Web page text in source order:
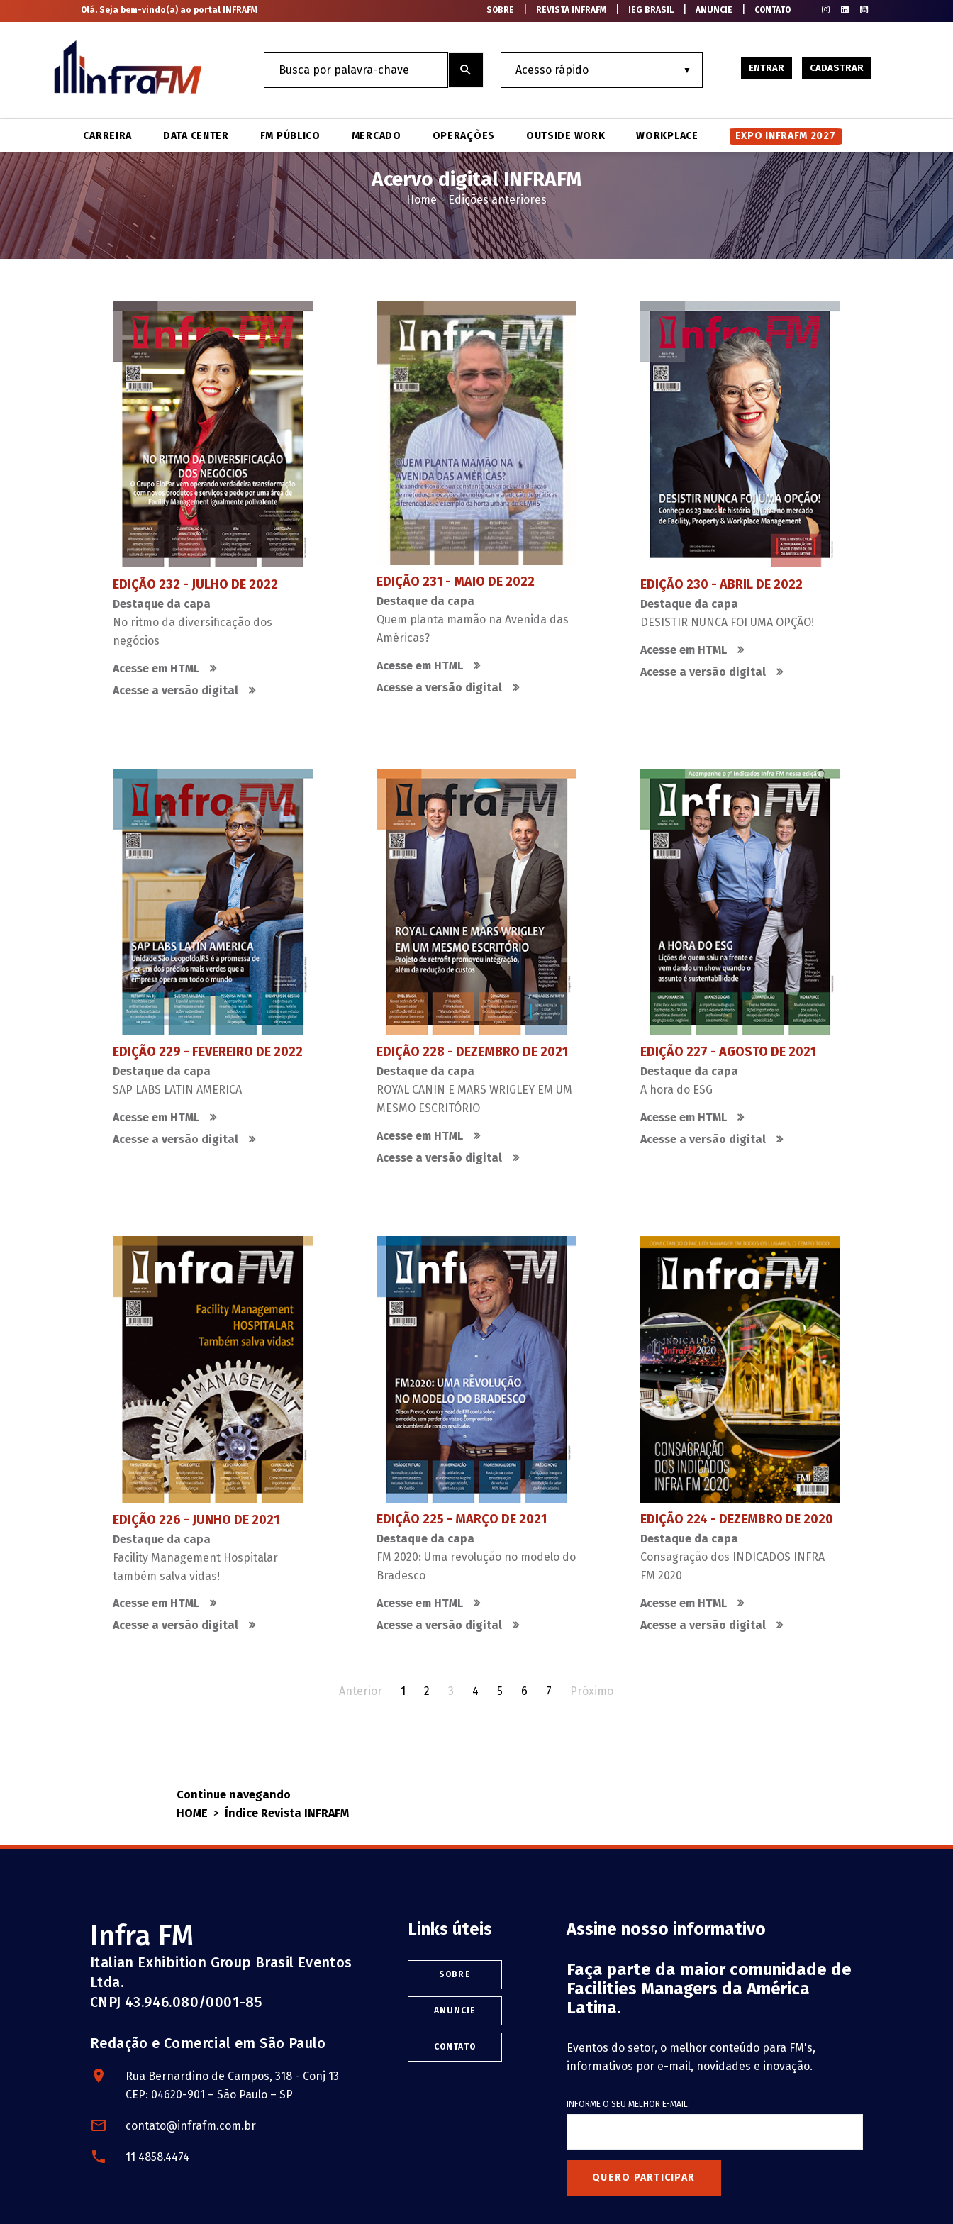
Olá. Seja bem-vindo(a) ao portal INFRAFM SOBRE REVISTA INFRAFM IEG BRASIL|ANUNCIE CONTATO
ENTRAR CADASTRAR
CARREIRA DATA CENTER FM PÚBLICO MERCADO OPERAÇÕES OUTSIDE WORK WORKPLACE EXPO INFRAFM 2027
Acervo digital INFRAFM
Home>Edições anteriores
EDIÇÃO 232 - JULHO DE 2022
Destaque da capa
No ritmo da diversificação dos
negócios
Acesse em HTML
Acesse a versão digital
EDIÇÃO 231 - MAIO DE 2022
Destaque da capa
Quem planta mamão na Avenida das
Américas?
Acesse em HTML
Acesse a versão digital
EDIÇÃO 230 - ABRIL DE 2022
Destaque da capa
DESISTIR NUNCA FOI UMA OPÇÃO!
Acesse em HTML
Acesse a versão digital
EDIÇÃO 229 - FEVEREIRO DE 2022
Destaque da capa
SAP LABS LATIN AMERICA
Acesse em HTML
Acesse a versão digital
EDIÇÃO 228 - DEZEMBRO DE 2021
Destaque da capa
ROYAL CANIN E MARS WRIGLEY EM UM
MESMO ESCRITÓRIO
Acesse em HTML
Acesse a versão digital
EDIÇÃO 227 - AGOSTO DE 2021
Destaque da capa
A hora do ESG
Acesse em HTML
Acesse a versão digital
EDIÇÃO 226 - JUNHO DE 2021
Destaque da capa
Facility Management Hospitalar
também salva vidas!
Acesse em HTML
Acesse a versão digital
EDIÇÃO 225 - MARÇO DE 2021
Destaque da capa
FM 2020: Uma revolução no modelo do
Bradesco
Acesse em HTML
Acesse a versão digital
EDIÇÃO 224 - DEZEMBRO DE 2020
Destaque da capa
Consagração dos INDICADOS INFRA
FM 2020
Acesse em HTML
Acesse a versão digital
Anterior 1 2 3 4 5 6 7 Próximo
Continue navegando
HOME > Índice Revista INFRAFM
Infra FM
Italian Exhibition Group Brasil Eventos
Ltda.
CNPJ 43.946.080/0001-85
Redação e Comercial em São Paulo
Rua Bernardino de Campos, 318 - Conj 13
CEP: 04620-901 – São Paulo – SP
contato@infrafm.com.br
11 4858.4474
Links úteis
SOBRE
ANUNCIE
CONTATO
Assine nosso informativo
Faça parte da maior comunidade de
Facilities Managers da América
Latina.
Eventos do setor, o melhor conteúdo para FM's,
informativos por e-mail, novidades e inovação.
INFORME O SEU MELHOR E-MAIL:
QUERO PARTICIPAR